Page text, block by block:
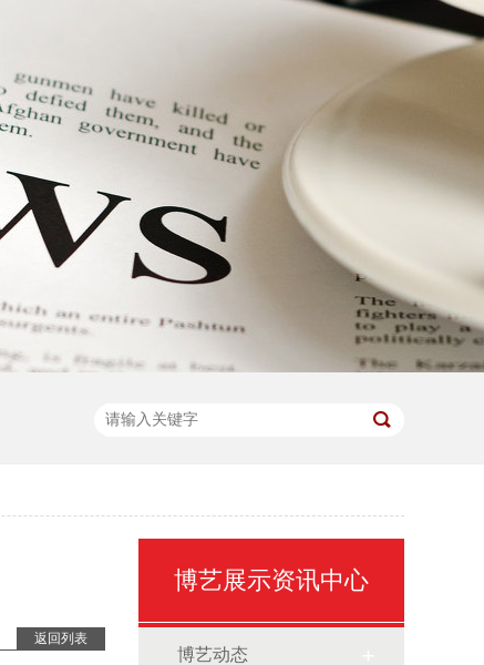
返回列表
博艺展示资讯中心
博艺动态